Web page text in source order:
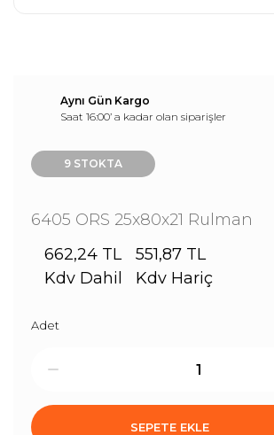
Aynı Gün Kargo
Saat 16:00’ a kadar olan siparişler
9 STOKTA
6405 ORS 25x80x21 Rulman
662,24 TL
Kdv Dahil
551,87 TL
Kdv Hariç
Adet
SEPETE EKLE